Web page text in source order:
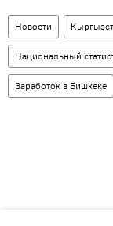
Новости
Национальный
Заработок в Бишкеке